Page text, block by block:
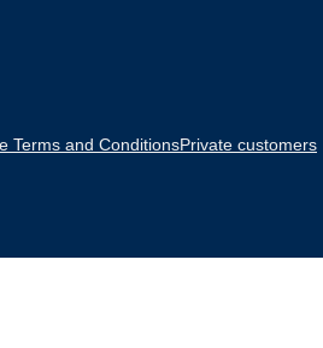
Terms and ConditionsPrivate customers